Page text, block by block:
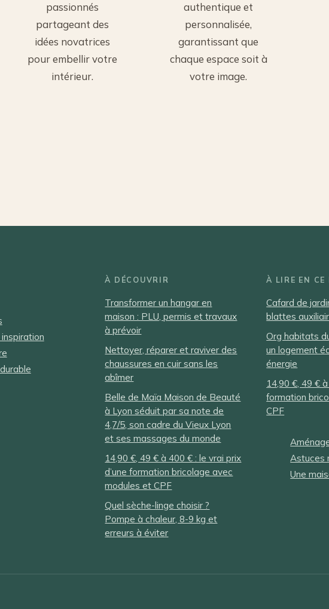
passionnés
partageant des
idées novatrices
pour embellir votre
intérieur.
authentique et
personnalisée,
garantissant que
chaque espace soit à
votre image.
À DÉCOUVRIR
Transformer un hangar en
maison : PLU, permis et travaux
à prévoir
Nettoyer, réparer et raviver des
chaussures en cuir sans les
abîmer
Belle de Maïa Maison de Beauté
à Lyon séduit par sa note de
4,7/5, son cadre du Vieux Lyon
et ses massages du monde
14,90 €, 49 € à 400 € : le vrai prix
d’une formation bricolage avec
modules et CPF
Quel sèche-linge choisir ?
Pompe à chaleur, 8-9 kg et
erreurs à éviter
À LIRE EN CE
Cafard de
blattes
Org habitats
un logement
énergie
14,90 €, 49 €
formation
CPF
Astuces
Une